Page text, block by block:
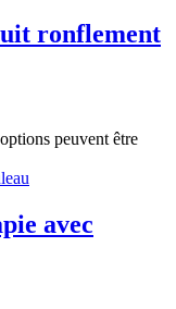
ronflement
peuvent être
avec